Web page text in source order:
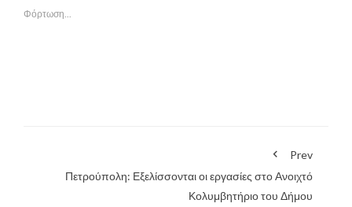
Φόρτωση...
Prev
Πετρούπολη: Εξελίσσονται οι εργασίες στο Ανοιχτό
Κολυμβητήριο του Δήμου